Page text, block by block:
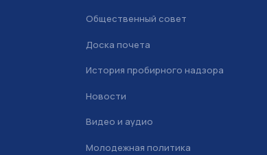
Общественный совет
Доска почета
История пробирного надзора
Новости
Видео и аудио
Молодежная политика